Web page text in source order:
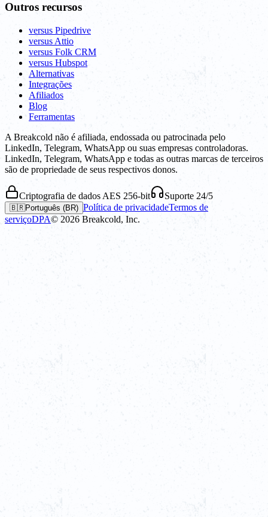
Outros recursos
versus Pipedrive
versus Attio
versus Folk CRM
versus Hubspot
Alternativas
Integrações
Afiliados
Blog
Ferramentas
A Breakcold não é afiliada, endossada ou patrocinada pelo
LinkedIn, Telegram, WhatsApp ou suas empresas controladoras.
LinkedIn, Telegram, WhatsApp e todas as outras marcas de terceiros
são de propriedade de seus respectivos donos.
Criptografia de dados AES 256-bit Suporte 24/5
🇧🇷Português (BR) Política de privacidadeTermos de
serviçoDPA© 2026 Breakcold, Inc.